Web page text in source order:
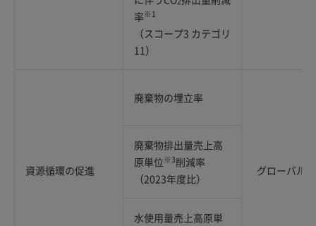
率※1
（スコープ3 カテゴリ
11）
資源循環の促進
廃棄物の埋立率
グローバル
廃棄物排出量売上高
原単位※3削減率
（2023年度比）
水使用量売上高原単